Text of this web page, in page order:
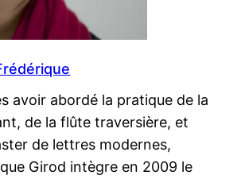
avoir abordé la pratique de la
de la flûte traversière, et
de lettres modernes,
Girod intègre en 2009 le